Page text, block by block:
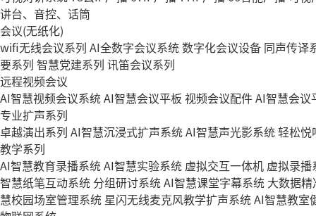
讲台、音控、话筒
会议(无纸化)
wifi无线会议系列 AI全数字会议系统数字化会议设备 同声传译
要系列 智慧党建系列 讯笛会议系列
远程视频会议
AI智慧视频会议系统AI智慧会议平板 视频会议配件AI智慧会
专业扩声系列
卓越演出系列 AI智慧沉浸式扩声系统AI智慧声光影系统轻松悦
教学系列
AI智慧教育录播系统AI智慧实验系统 虚拟交互一体机 虚拟录播
智慧纸笔互动系统 分组研讨系统AI智慧课堂字幕系统 大数据
慧校园场室管理系统 星闪无线麦克风教学扩声系统AI智慧教室